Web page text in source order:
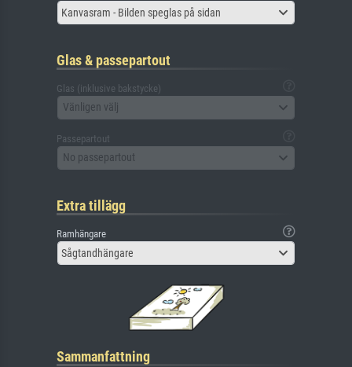
Kanvasram - Bilden speglas på sidan
Glas & passepartout
Glas (inklusive bakstycke)
Vänligen välj
Passepartout
No passepartout
Extra tillägg
Ramhängare
Sågtandhängare
Sammanfattning